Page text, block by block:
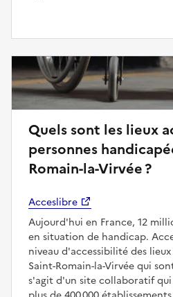
Quels sont les lieux
personnes
Romain-la-Virvée ?
Acceslibre
Aujourd'hui en France, 12
en situation de handicap.
niveau d'accessibilité des
Saint-Romain-la-Virvée qui
s'agit d'un site collaboratif